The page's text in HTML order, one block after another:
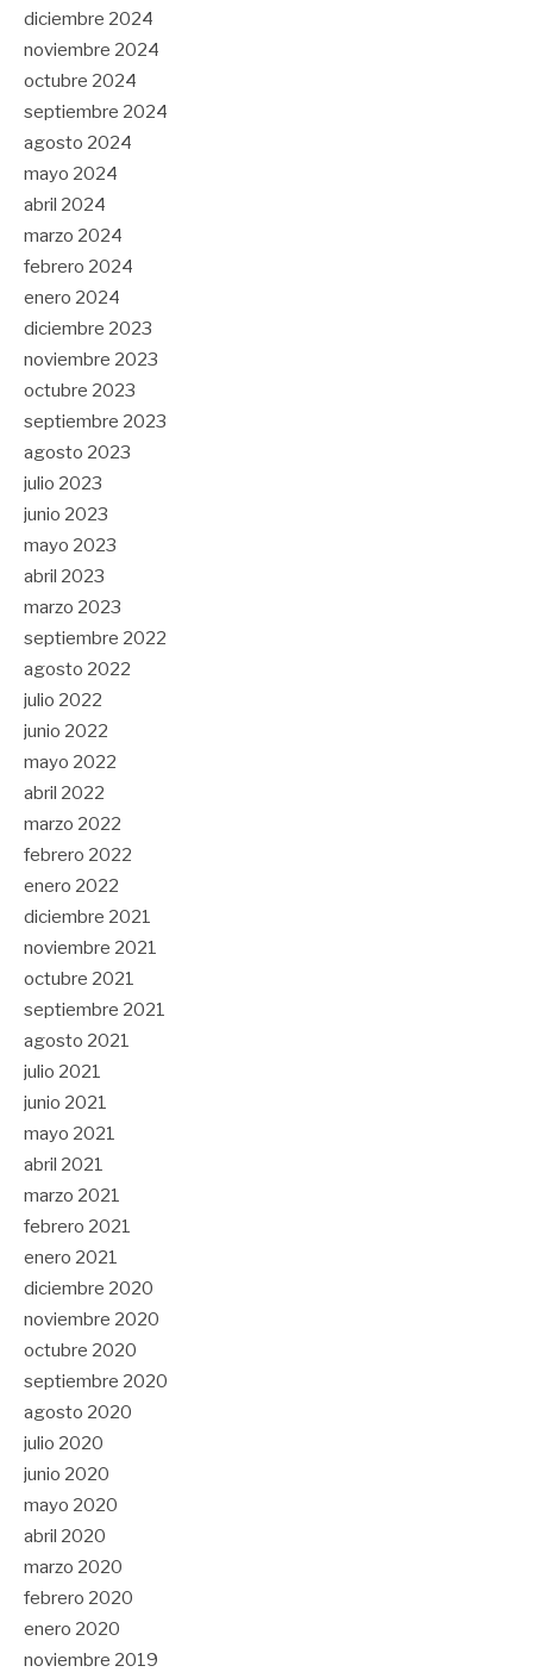
diciembre 2024
noviembre 2024
octubre 2024
septiembre 2024
agosto 2024
mayo 2024
abril 2024
marzo 2024
febrero 2024
enero 2024
diciembre 2023
noviembre 2023
octubre 2023
septiembre 2023
agosto 2023
julio 2023
junio 2023
mayo 2023
abril 2023
marzo 2023
septiembre 2022
agosto 2022
julio 2022
junio 2022
mayo 2022
abril 2022
marzo 2022
febrero 2022
enero 2022
diciembre 2021
noviembre 2021
octubre 2021
septiembre 2021
agosto 2021
julio 2021
junio 2021
mayo 2021
abril 2021
marzo 2021
febrero 2021
enero 2021
diciembre 2020
noviembre 2020
octubre 2020
septiembre 2020
agosto 2020
julio 2020
junio 2020
mayo 2020
abril 2020
marzo 2020
febrero 2020
enero 2020
noviembre 2019